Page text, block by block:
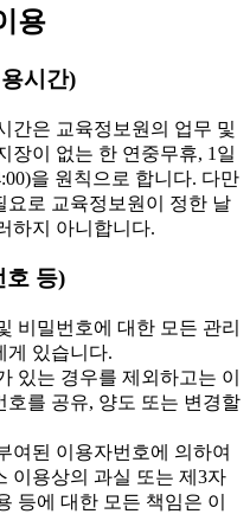
용
시간)
간은 교육정보원의 업무 및
장이 없는 한 연중무휴, 1일
을 원칙으로 합니다. 다만
요로 교육정보원이 정한 날
하지 아니합니다.
호 등)
비밀번호에 대한 모든 관리
게 있습니다.
있는 경우를 제외하고는 이
호를 공유, 양도 또는 변경할
여된 이용자번호에 의하여
이용상의 과실 또는 제3자
등에 대한 모든 책임은 이